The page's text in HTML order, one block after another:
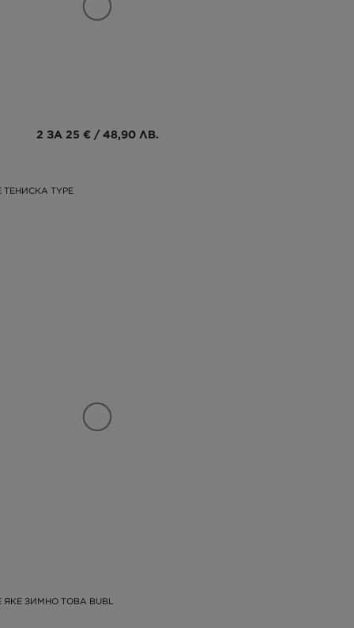
2 ЗА 25 € / 48,90 ЛВ.
ТЕНИСКА TYPE
ЯКЕ ЗИМНО TOBA BUBL